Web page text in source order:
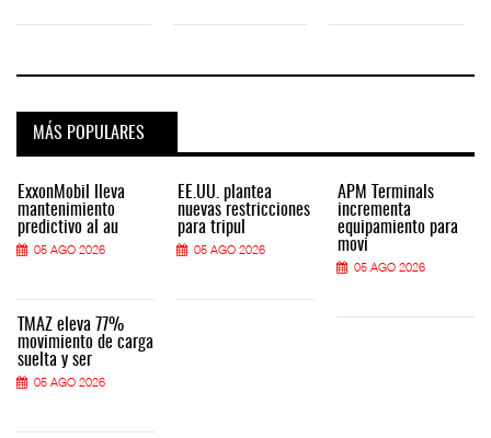
MÁS POPULARES
ExxonMobil lleva
mantenimiento
predictivo al au
05 AGO 2026
TMAZ eleva 77%
movimiento de carga
suelta y ser
05 AGO 2026
EE.UU. plantea
nuevas restricciones
para tripul
05 AGO 2026
APM Terminals
incrementa
equipamiento para
movi
05 AGO 2026